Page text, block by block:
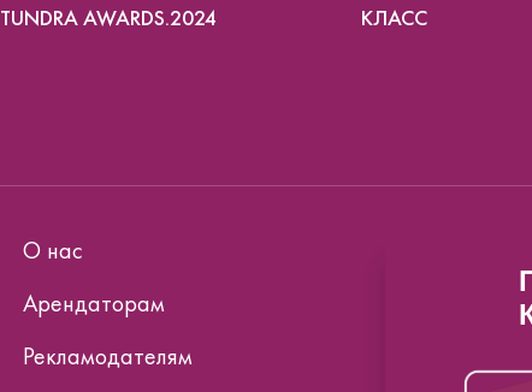
TUNDRA AWARDS.2024
КЛАСС
О нас
Арендаторам
Рекламодателям